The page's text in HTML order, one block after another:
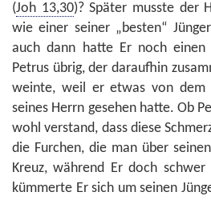
(Joh 13,30)? Später musste der
wie einer seiner „besten“
auch dann hatte Er noch einen
Petrus übrig, der daraufhin
weinte, weil er etwas von dem
seines Herrn gesehen hatte. Ob
wohl verstand, dass diese
die Furchen, die man über
Kreuz, während Er doch
kümmerte Er sich um seinen